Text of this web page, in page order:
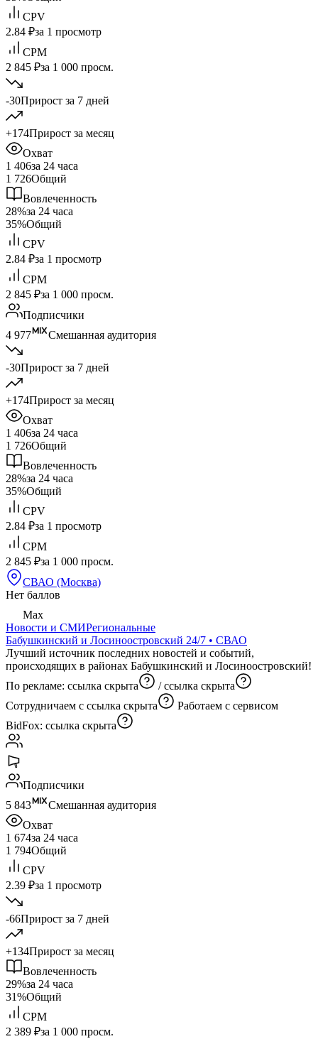
CPV
2.84 ₽за 1 просмотр
CPM
2 845 ₽за 1 000 просм.
-30Прирост за 7 дней
+174Прирост за месяц
Охват
1 406за 24 часа
1 726Общий
Вовлеченность
28%за 24 часа
35%Общий
CPV
2.84 ₽за 1 просмотр
CPM
2 845 ₽за 1 000 просм.
Подписчики
4 977
Смешанная аудитория
-30Прирост за 7 дней
+174Прирост за месяц
Охват
1 406за 24 часа
1 726Общий
Вовлеченность
28%за 24 часа
35%Общий
CPV
2.84 ₽за 1 просмотр
CPM
2 845 ₽за 1 000 просм.
СВАО (Москва)
Нет баллов
Max
Новости и СМИРегиональные
Бабушкинский и Лосиноостровский 24/7 • СВАО
Лучший источник последних новостей и событий,
происходящих в районах Бабушкинский и Лосиноостровский!
По рекламе: ссылка скрыта /ссылка скрыта
Сотрудничаем с ссылка скрыта
Работаем с сервисом
BidFox: ссылка скрыта
Подписчики
5 843
Смешанная аудитория
Охват
1 674за 24 часа
1 794Общий
CPV
2.39 ₽за 1 просмотр
-66Прирост за 7 дней
+134Прирост за месяц
Вовлеченность
29%за 24 часа
31%Общий
CPM
2 389 ₽за 1 000 просм.